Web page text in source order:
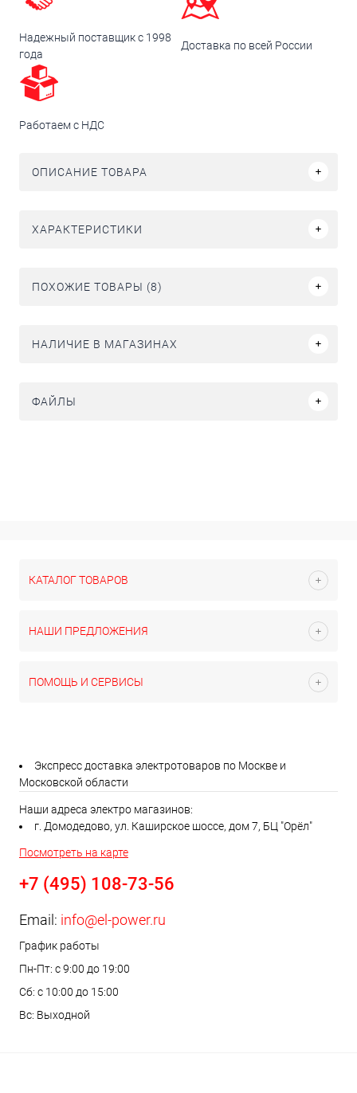
Надежный поставщик с 1998
года
Доставка по всей России
Работаем с НДС
ОПИСАНИЕ ТОВАРА
ХАРАКТЕРИСТИКИ
ПОХОЖИЕ ТОВАРЫ (8)
НАЛИЧИЕ В МАГАЗИНАХ
ФАЙЛЫ
КАТАЛОГ ТОВАРОВ
НАШИ ПРЕДЛОЖЕНИЯ
ПОМОЩЬ И СЕРВИСЫ
Экспресс доставка электротоваров по Москве и
Московской области
Наши адреса электро магазинов:
г. Домодедово, ул. Каширское шоссе, дом 7, БЦ "Орёл"
Посмотреть на карте
+7 (495) 108-73-56
Email: info@el-power.ru
График работы
Пн-Пт: с 9:00 до 19:00
Сб: с 10:00 до 15:00
Вс: Выходной